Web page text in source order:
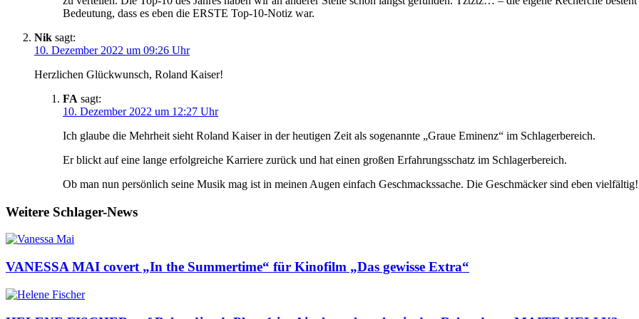
Bedeutung, dass es eben die ERSTE Top-10-Notiz war.
Nik sagt:
10. Dezember 2022 um 09:26 Uhr
Herzlichen Glückwunsch, Roland Kaiser!
FA sagt:
10. Dezember 2022 um 12:27 Uhr
Ich glaube die Mehrheit sieht Roland Kaiser in der heutigen Zeit als sogenannte „Graue Eminenz“ im Schlagerbereich.
Er blickt auf eine lange erfolgreiche Karriere zurück und hat einen großen Erfahrungsschatz im Schlagerbereich.
Ob man nun persönlich seine Musik mag ist in meinen Augen einfach Geschmackssache. Die Geschmäcker sind eben vielfältig!
Weitere Schlager-News
VANESSA MAI covert „In the Summertime“ für Kinofilm „Das gewisse Extra“